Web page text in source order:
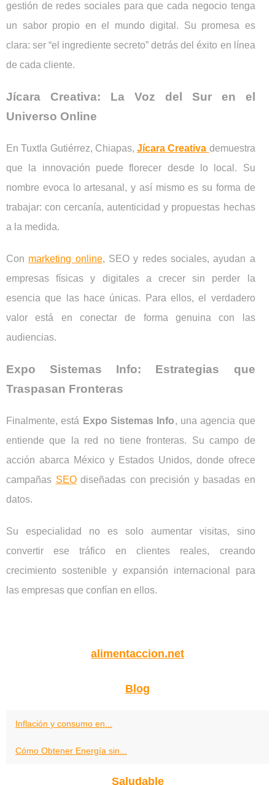
gestión de redes sociales para que cada negocio tenga
un sabor propio en el mundo digital. Su promesa es
clara: ser “el ingrediente secreto” detrás del éxito en línea
de cada cliente.
Jícara Creativa: La Voz del Sur en el
Universo Online
En Tuxtla Gutiérrez, Chiapas,Jícara Creativa demuestra
que la innovación puede florecer desde lo local. Su
nombre evoca lo artesanal, y así mismo es su forma de
trabajar: con cercanía, autenticidad y propuestas hechas
a la medida.
Con marketing online, SEO y redes sociales, ayudan a
empresas físicas y digitales a crecer sin perder la
esencia que las hace únicas. Para ellos, el verdadero
valor está en conectar de forma genuina con las
audiencias.
Expo Sistemas Info: Estrategias que
Traspasan Fronteras
Finalmente, está Expo Sistemas Info, una agencia que
entiende que la red no tiene fronteras. Su campo de
acción abarca México y Estados Unidos, donde ofrece
campañas SEOdiseñadas con precisión y basadas en
datos.
Su especialidad no es solo aumentar visitas, sino
convertir ese tráfico en clientes reales, creando
crecimiento sostenible y expansión internacional para
las empresas que confían en ellos.
alimentaccion.net
Blog
Inflación y consumo en...
Cómo Obtener Energía sin...
Saludable